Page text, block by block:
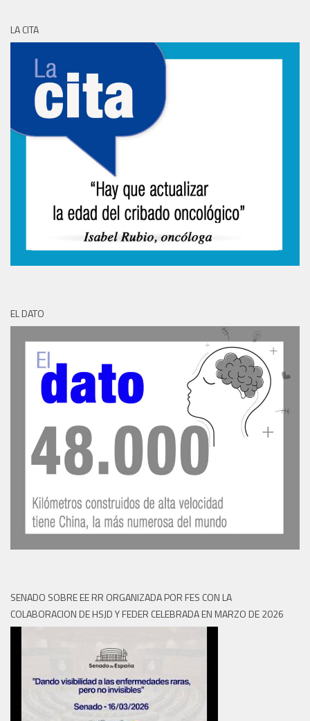
LA CITA
EL DATO
SENADO SOBRE EE RR ORGANIZADA POR FES CON LA
COLABORACION DE HSJD Y FEDER CELEBRADA EN MARZO DE 2026